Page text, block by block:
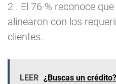
2 . El 76 % reconoce
alinearon con los
clientes.
LEER ¿Buscas un